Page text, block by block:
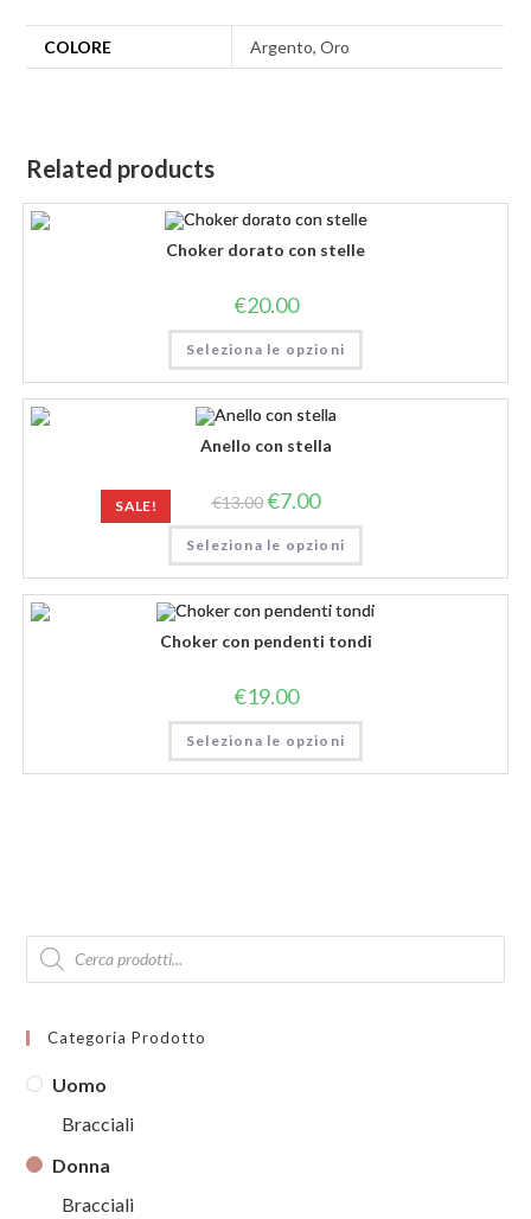
COLORE Argento, Oro
Related products
Choker dorato con stelle
€20.00
Seleziona le opzioni
SALE!
Anello con stella
€13.00 €7.00
Seleziona le opzioni
Choker con pendenti tondi
€19.00
Seleziona le opzioni
Products
search
Categoria Prodotto
Uomo
Bracciali
Donna
Bracciali